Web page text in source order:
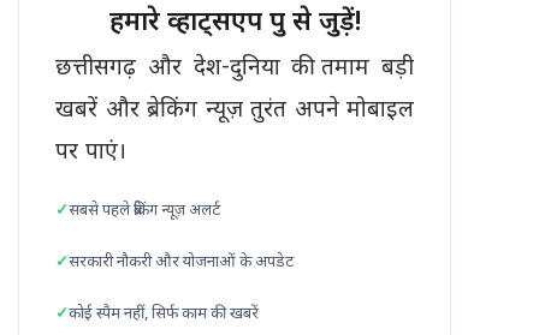
हमारे व्हाट्सएप ग्रुप से जुड़ें!
छत्तीसगढ़ और देश-दुनिया की तमाम बड़ी
खबरें और ब्रेकिंग न्यूज़ तुरंत अपने मोबाइल
पर पाएं।
सबसे पहले ब्रेकिंग न्यूज़ अलर्ट
सरकारी नौकरी और योजनाओं के अपडेट
कोई स्पैम नहीं, सिर्फ काम की खबरें